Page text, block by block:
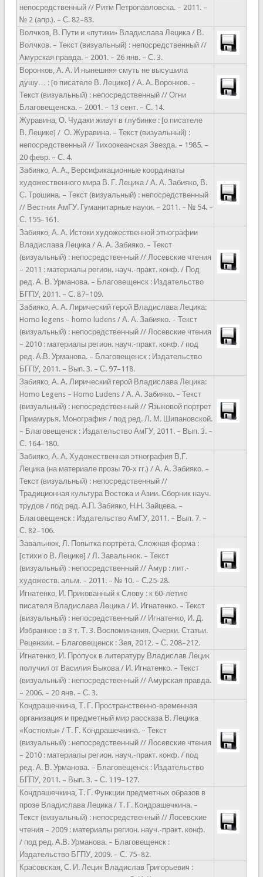
непосредственный // Ритм Петропавловска. – 2011. –
№ 2 (апр.). – С. 82–83.
Волчков, В. Пути и «путики» Владислава Лецика / В.
Волчков. – Текст (визуальный) : непосредственный //
Амурская правда. – 2001. – 26 янв. – С. 3.
Воронков, А. А. И нынешняя смуть не высушила
душу… : [о писателе В. Лецике] / А. А. Воронков. –
Текст (визуальный) : непосредственный // Огни
Благовещенска. – 2001. – 13 сент. – С. 14.
Журавина, О. Чудаки живут в глубинке : [о писателе
В. Лецике] / О. Журавина. – Текст (визуальный) :
непосредственный // Тихоокеанская Звезда. – 1985. –
20 февр. – С. 4.
Забияко, А. А., Версификационные координаты
художественного мира В. Г. Лецика / А. А. Забияко, В.
С. Трошина. – Текст (визуальный) : непосредственный
// Вестник АмГУ. Гуманитарные науки. – 2011. – № 54. –
С. 155–161.
Забияко, А. А. Истоки художественной этнографии
Владислава Лецика / А. А. Забияко. – Текст
(визуальный) : непосредственный // Лосевские чтения
– 2011 : материалы регион. науч.-практ. конф. / Под
ред. А. В. Урманова. – Благовещенск : Издательство
БГПУ, 2011. – С. 87–109.
Забияко, А. А. Лирический герой Владислава Лецика:
Homo legens – homo ludens / А. А. Забияко. – Текст
(визуальный) : непосредственный // Лосевские чтения
– 2010 : материалы регион. науч.-практ. конф. / под
ред. А.В. Урманова. – Благовещенск : Издательство
БГПУ, 2011. – Вып. 3. – С. 97­–118.
Забияко, А. А. Лирический герой Владислава Лецика:
Homo Legens – Homo Ludens / А. А. Забияко. – Текст
(визуальный) : непосредственный // Языковой портрет
Приамурья. Монография / под ред. Л. М. Шипановской.
– Благовещенск : Издательство АмГУ, 2011. – Вып. 3. –
С. 164–180.
Забияко, А. А. Художественная этнография В.Г.
Лецика (на материале прозы 70-х гг.) / А. А. Забияко. –
Текст (визуальный) : непосредственный //
Традиционная культура Востока и Азии. Сборник науч.
трудов / под ред. А.П. Забияко, Н.Н. Зайцева. –
Благовещенск : Издательство АмГУ, 2011. – Вып. 7. –
С. 82­–106.
Завальнюк, Л. Попытка портрета. Сложная форма :
[стихи о В. Лецике] / Л. Завальнюк. – Текст
(визуальный) : непосредственный // Амур : лит.-
художеств. альм. – 2011. – № 10. – С.25-28.
Игнатенко, И. Прикованный к Слову : к 60-летию
писателя Владислава Лецика / И. Игнатенко. – Текст
(визуальный) : непосредственный // Игнатенко, И. Д.
Избранное : в 3 т. Т. 3. Воспоминания. Очерки. Статьи.
Рецензии. – Благовещенск : Зея, 2012. – С. 208–212.
Игнатенко, И. Пропуск в литературу Владислав Лецик
получил от Василия Быкова / И. Игнатенко. – Текст
(визуальный) : непосредственный // Амурская правда.
– 2006. – 20 янв. – С. 3.
Кондрашечкина, Т. Г. Пространственно-временная
организация и предметный мир рассказа В. Лецика
«Костюмы» / Т. Г. Кондрашечкина. – Текст
(визуальный) : непосредственный // Лосевские чтения
– 2010 : материалы регион. науч.-практ. конф. / под
ред. А. В. Урманова. – Благовещенск : Издательство
БГПУ, 2011. – Вып. 3. – С. 119–127.
Кондрашечкина, Т. Г. Функции предметных образов в
прозе Владислава Лецика / Т. Г. Кондрашечкина. –
Текст (визуальный) : непосредственный // Лосевские
чтения – 2009 : материалы регион. науч.-практ. конф.
/ под ред. А.В. Урманова. – Благовещенск :
Издательство БГПУ, 2009. – С. 75–82.
Красовская, С. И. Лецик Владислав Григорьевич :